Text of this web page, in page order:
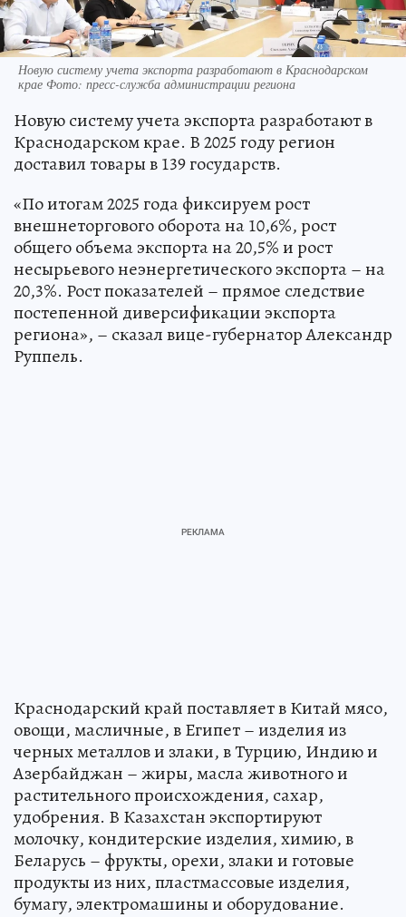
Новую систему учета экспорта разработают в Краснодарском
крае Фото: пресс-служба администрации региона
Новую систему учета экспорта разработают в
Краснодарском крае. В 2025 году регион
доставил товары в 139 государств.
«По итогам 2025 года фиксируем рост
внешнеторгового оборота на 10,6%, рост
общего объема экспорта на 20,5% и рост
несырьевого неэнергетического экспорта – на
20,3%. Рост показателей – прямое следствие
постепенной диверсификации экспорта
региона», – сказал вице-губернатор Александр
Руппель.
Краснодарский край поставляет в Китай мясо,
овощи, масличные, в Египет – изделия из
черных металлов и злаки, в Турцию, Индию и
Азербайджан – жиры, масла животного и
растительного происхождения, сахар,
удобрения. В Казахстан экспортируют
молочку, кондитерские изделия, химию, в
Беларусь – фрукты, орехи, злаки и готовые
продукты из них, пластмассовые изделия,
бумагу, электромашины и оборудование.